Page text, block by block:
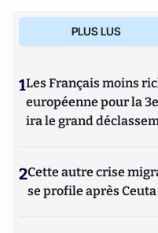
PLUS LUS
1Les Français moins
européenne pour la
ira le grand
2Cette autre crise
se profile après Ceuta